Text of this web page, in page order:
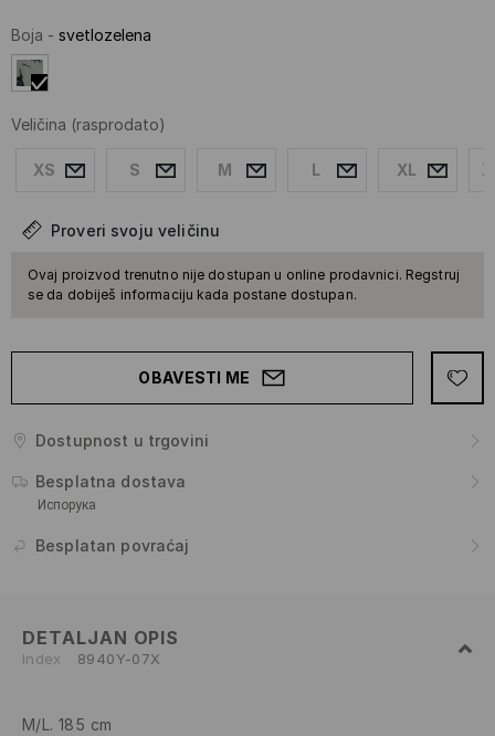
Boja - svetlozelena
Veličina (rasprodato)
XS S M L XL
Proveri svoju veličinu
Ovaj proizvod trenutno nije dostupan u online prodavnici. Regstruj
se da dobiješ informaciju kada postane dostupan.
OBAVESTI ME
Dostupnost u trgovini
Besplatna dostava
Испорука
Besplatan povraćaj
DETALJAN OPIS
Index 8940Y-07X
M/L. 185 cm